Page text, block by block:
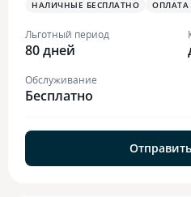
НАЛИЧНЫЕ БЕСПЛАТНО
Льготный период
80 дней
Обслуживание
Бесплатно